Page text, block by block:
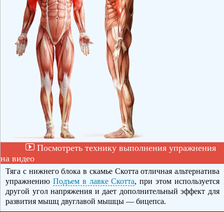
Посмотреть технику выполнения упражнения
на видео
Тяга с нижнего блока в скамье Скотта отличная альтернатива
упражнению Подъем в лавке Скотта, при этом используется
другой угол напряжения и дает дополнительный эффект для
развития мышц двуглавой мышцы — бицепса.